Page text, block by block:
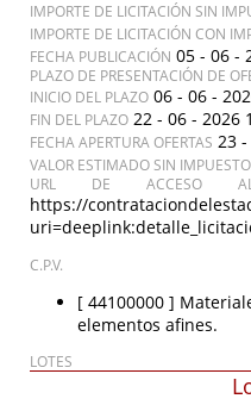
IMPORTE DE LICITACIÓN SIN
IMPORTE DE LICITACIÓN CON
FECHA PUBLICACIÓN 05 - 06 -
PLAZO DE PRESENTACIÓN DE
INICIO DEL PLAZO 06 - 06 -
FIN DEL PLAZO 22 - 06 - 2026
FECHA APERTURA OFERTAS 23
VALOR ESTIMADO SIN
URL DE ACCESO
https://
C.P.V.
[ 44100000 ]
elementos afines.
LOTES